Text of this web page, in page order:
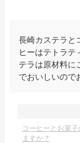
長崎カステラと
ヒーはテトラテ
テラは原材料に
でおいしいので
コーヒーとお菓
ますか？